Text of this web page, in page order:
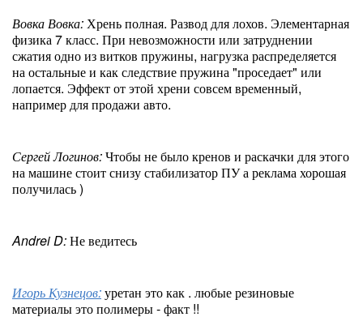
Вовка Вовка:Хрень полная. Развод для лохов. Элементарная
физика 7 класс. При невозможности или затруднении
сжатия одно из витков пружины, нагрузка распределяется
на остальные и как следствие пружина "проседает" или
лопается. Эффект от этой хрени совсем временный,
например для продажи авто.
Сергей Логинов:Чтобы не было кренов и раскачки для этого
на машине стоит снизу стабилизатор ПУ а реклама хорошая
получилась )
Andrei D:Не ведитесь
Игорь Кузнецов:уретан это как . любые резиновые
материалы это полимеры - факт !!